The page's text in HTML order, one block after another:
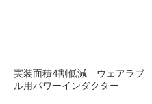
実装面積4割低減 ウェアラブ
ル用パワーインダクター